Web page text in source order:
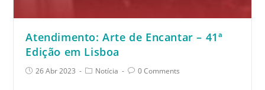
Atendimento: Arte de Encantar – 41ª
Edição em Lisboa
26 Abr 2023 Notícia 0 Comments